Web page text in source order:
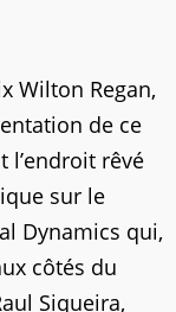
Wilton Regan,
de ce
l’endroit rêvé
sur le
Dynamics qui,
côtés du
Siqueira,